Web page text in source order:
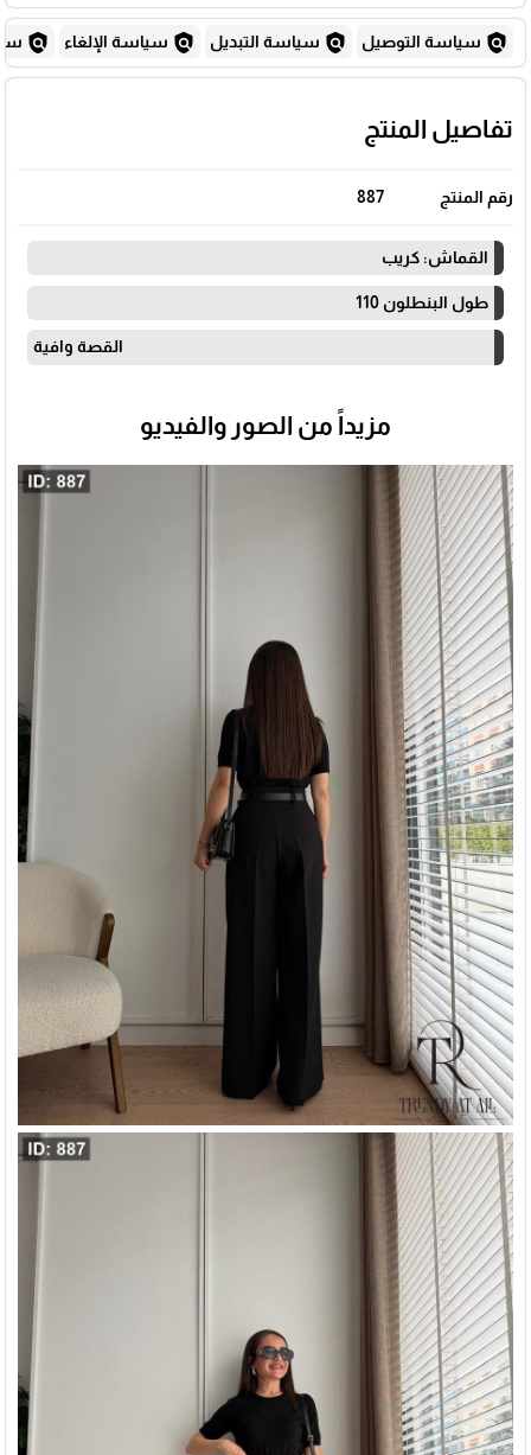
policy سياسة التوصيل policy سياسة التبديل policy سياسة الإلغاء policy
تفاصيل المنتج
رقم المنتج 887
القماش: كريب
طول البنطلون 110
مزيداً من الصور والفيديو